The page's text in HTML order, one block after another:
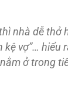
nhà dễ thở
kệ vợ”… hiểu
ở trong